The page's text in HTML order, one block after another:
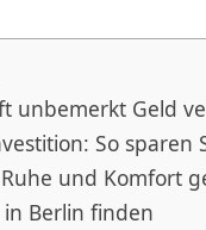
unbemerkt Geld
So sparen
und Komfort
Berlin finden